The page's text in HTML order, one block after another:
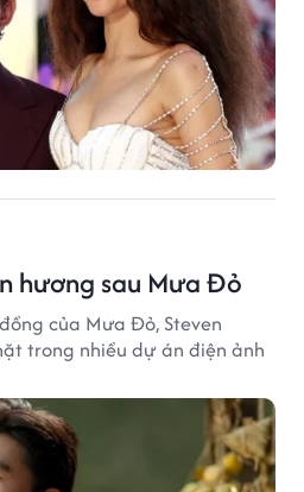
hương sau Mưa Đỏ
của Mưa Đỏ, Steven
trong nhiều dự án điện ảnh